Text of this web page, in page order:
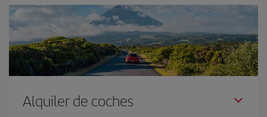
Alquiler de coches